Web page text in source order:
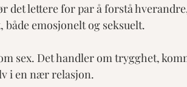
det lettere for par å forstå
emosjonelt og seksuelt.
sex. Det handler om trygghet,
i en nær relasjon.